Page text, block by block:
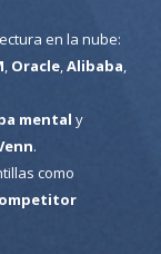
en la nube:
Oracle, Alibaba
mental y
.
como